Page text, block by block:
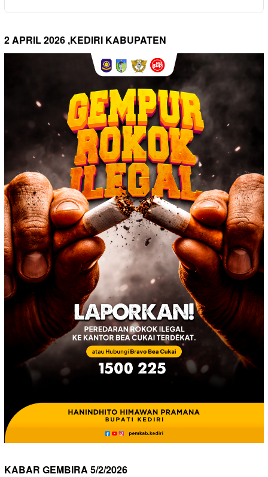
2 APRIL 2026 ,KEDIRI KABUPATEN
KABAR GEMBIRA 5/2/2026